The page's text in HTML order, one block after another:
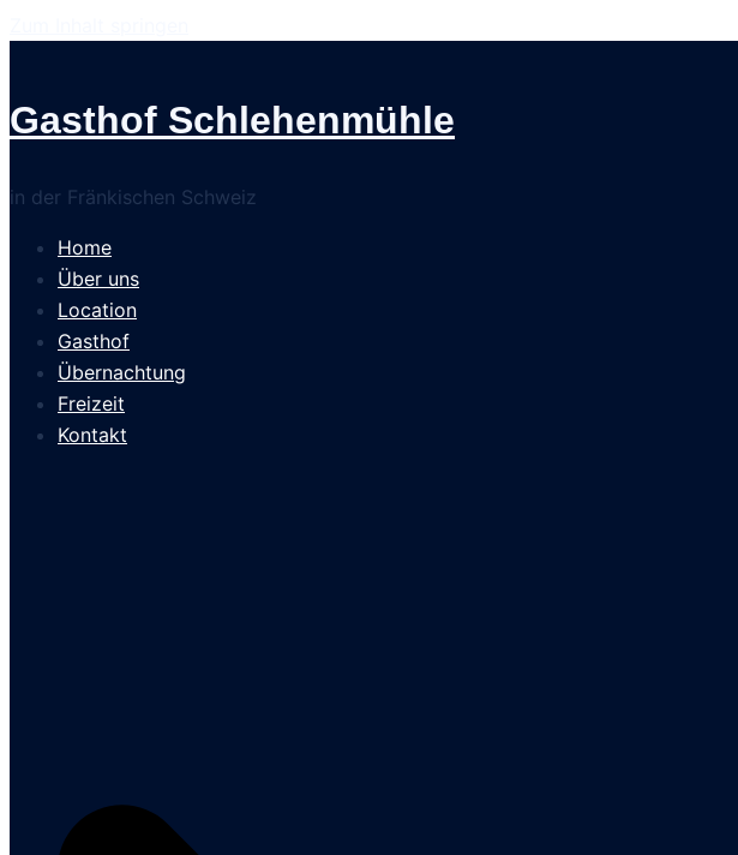
Gasthof Schlehenmühle
in der Fränkischen Schweiz
Home
Über uns
Location
Gasthof
Übernachtung
Freizeit
Kontakt